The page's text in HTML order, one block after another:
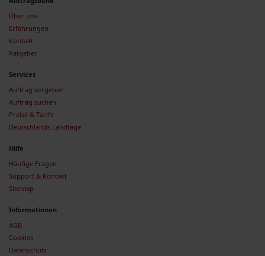
Über uns
Erfahrungen
Kontakt
Ratgeber
Services
Auftrag vergeben
Auftrag suchen
Preise & Tarife
Deutschlands Landtage
Hilfe
Häufige Fragen
Support & Kontakt
Sitemap
Informationen
AGB
Cookies
Datenschutz